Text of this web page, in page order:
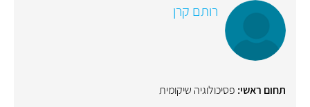
רותם קרן
תחום ראשי: פסיכולוגיה שיקומית